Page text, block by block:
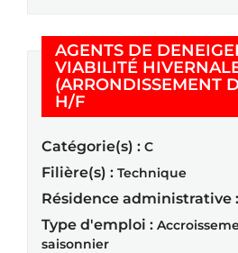
AGENTS DE
VIABILITÉ
(ARRONDISSEMENT
H/F(Nouvelle fenêtre)
Catégorie(s) : C
Filière(s) : Technique
Résidence administrative :
Type d'emploi :
saisonnier